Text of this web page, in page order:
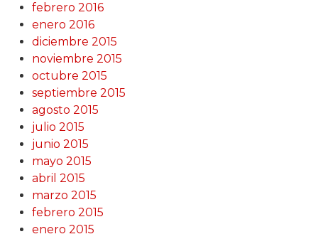
febrero 2016
enero 2016
diciembre 2015
noviembre 2015
octubre 2015
septiembre 2015
agosto 2015
julio 2015
junio 2015
mayo 2015
abril 2015
marzo 2015
febrero 2015
enero 2015